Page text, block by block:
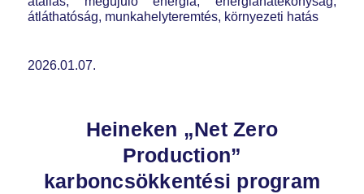
átláthatóság, munkahelyteremtés, környezeti hatás
2026.01.07.
Heineken „Net Zero
Production”
karboncsökkentési program